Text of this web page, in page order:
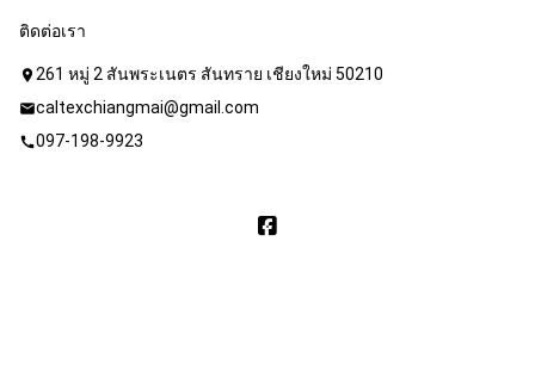
ติดต่อเรา
location_on 261 หมู่ 2 สันพระเนตร สันทราย เชียงใหม่ 50210
mailcaltexchiangmai@gmail.com
call097-198-9923